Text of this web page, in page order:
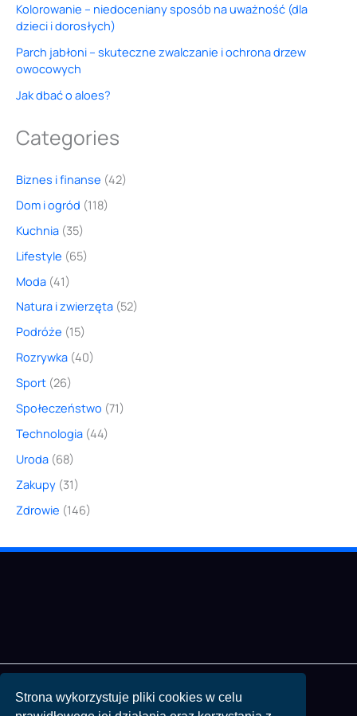
Kolorowanie – niedoceniany sposób na uważność (dla
dzieci i dorosłych)
Parch jabłoni – skuteczne zwalczanie i ochrona drzew
owocowych
Jak dbać o aloes?
Categories
Biznes i finanse (42)
Dom i ogród (118)
Kuchnia (35)
Lifestyle (65)
Moda (41)
Natura i zwierzęta (52)
Podróże (15)
Rozrywka (40)
Sport (26)
Społeczeństwo (71)
Technologia (44)
Uroda (68)
Zakupy (31)
Zdrowie (146)
Strona wykorzystuje pliki cookies w celu